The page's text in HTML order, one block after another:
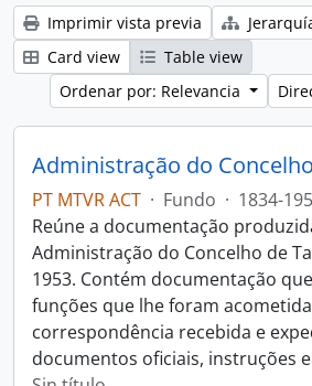
Imprimir vista previa
Card view
Table view
Ordenar por: Relevancia
Administração do
PT MTVR ACT · Fundo · 1834-
Reúne a documentação
Administração do Concelho de
1953. Contém documentação
funções que lhe foram
correspondência recebida e
documentos oficiais, instruções e